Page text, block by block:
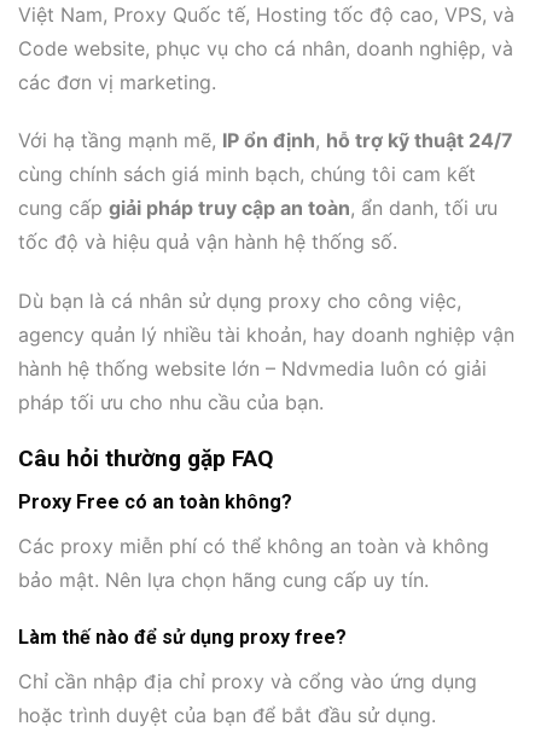
Việt Nam, Proxy Quốc tế, Hosting tốc độ cao, VPS, và
Code website, phục vụ cho cá nhân, doanh nghiệp, và
các đơn vị marketing.
Với hạ tầng mạnh mẽ, IP ổn định, hỗ trợ kỹ thuật 24/7
cùng chính sách giá minh bạch, chúng tôi cam kết
cung cấp giải pháp truy cập an toàn, ẩn danh, tối ưu
tốc độ và hiệu quả vận hành hệ thống số.
Dù bạn là cá nhân sử dụng proxy cho công việc,
agency quản lý nhiều tài khoản, hay doanh nghiệp vận
hành hệ thống website lớn – Ndvmedia luôn có giải
pháp tối ưu cho nhu cầu của bạn.
Câu hỏi thường gặp FAQ
Proxy Free có an toàn không?
Các proxy miễn phí có thể không an toàn và không
bảo mật. Nên lựa chọn hãng cung cấp uy tín.
Làm thế nào để sử dụng proxy free?
Chỉ cần nhập địa chỉ proxy và cổng vào ứng dụng
hoặc trình duyệt của bạn để bắt đầu sử dụng.